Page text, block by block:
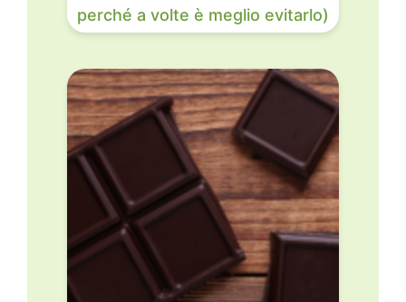
perché a volte è meglio evitarlo)